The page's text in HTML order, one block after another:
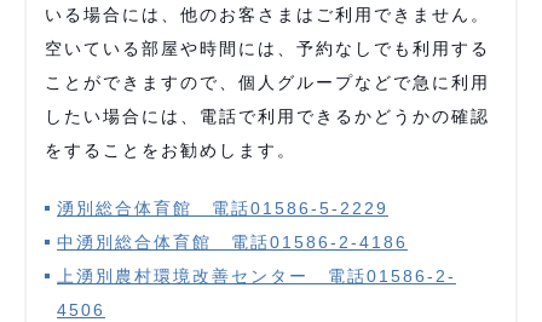
いる場合には、他のお客さまはご利用できません。
空いている部屋や時間には、予約なしでも利用する
ことができますので、個人グループなどで急に利用
したい場合には、電話で利用できるかどうかの確認
をすることをお勧めします。
湧別総合体育館 電話01586-5-2229
中湧別総合体育館 電話01586-2-4186
上湧別農村環境改善センター 電話01586-2-
4506